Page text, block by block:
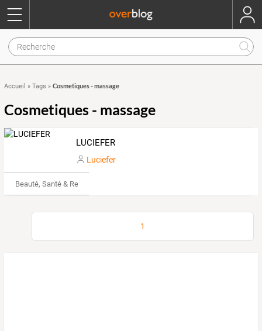
Accueil » Tags » Cosmetiques - massage
Cosmetiques - massage
LUCIEFER
Luciefer
Beauté, Santé & Remise en forme
1